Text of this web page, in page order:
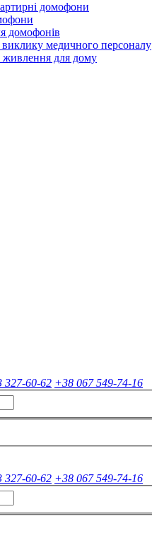
домофони
домофонів
медичного персоналу
живлення для дому
327-60-62 +38 067 549-74-16
327-60-62 +38 067 549-74-16